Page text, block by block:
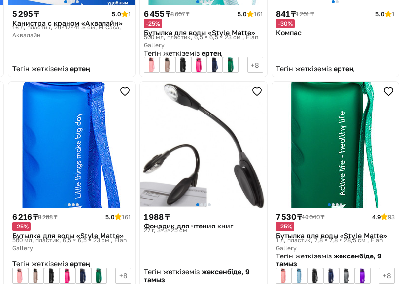
5 295 ₸ 5.0 1
Канистра с краном «Аквалайн»
16 л, пластик, 29×17×41.5 см El Casa,
Аквалайн
Тегін жеткіземіз ертең
6 455 ₸8 607 ₸ 5.0
161
-25%
Бутылка для воды «Style Matte»
500 мл, пластик, 6,5 × 6,5 × 23 см Elan
Gallery
Тегін жеткіземіз ертең
8
841 ₸1 201 ₸ 5.0
1
-30%
Компас
Тегін жеткіземіз ертең
6 216 ₸8 288 ₸ 5.0
161
-25%
Бутылка для воды «Style Matte»
500 мл, пластик, 6,5 × 6,5 × 23 см Elan
Gallery
Тегін жеткіземіз ертең
8
1 988 ₸
Фонарик для чтения книг
27 г, 3×3×25 см
Тегін жеткіземіз жексенбіде, 9
тамыз
7 530 ₸10 040 ₸ 4.9
93
-25%
Бутылка для воды «Style Matte»
1 л, пластик, 7,8 × 7,8 × 28,5 см Elan
Gallery
Тегін жеткіземіз жексенбіде, 9
тамыз
8